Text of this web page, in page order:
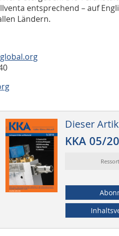
entsprechend – auf
Ländern.
Dieser
KKA 05/